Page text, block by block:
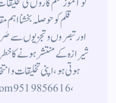
قلم کوحوصلہ بخشنا
اورتبصروں وتجزیوں سے
شیرازہ کے منتشر ہونے
ہوتی ہو، اپنی تخلیقات و
، 9519856616 hiraonline2001@gmail.com